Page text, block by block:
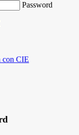
Password
con CIE